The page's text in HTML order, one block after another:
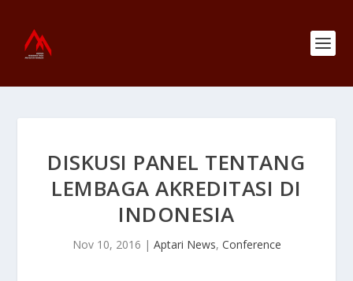
DISKUSI PANEL TENTANG
LEMBAGA AKREDITASI DI
INDONESIA
Nov 10, 2016 | Aptari News, Conference